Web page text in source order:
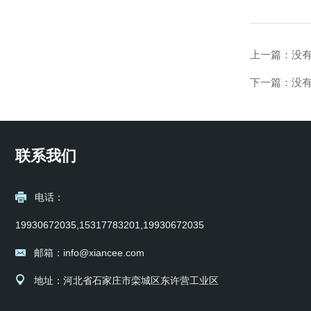
上一篇：没
下一篇：没
联系我们
电话：
19930672035,15317783201,19930672035
邮箱：info@xiancee.com
地址：河北省石家庄市栾城区东许营工业区